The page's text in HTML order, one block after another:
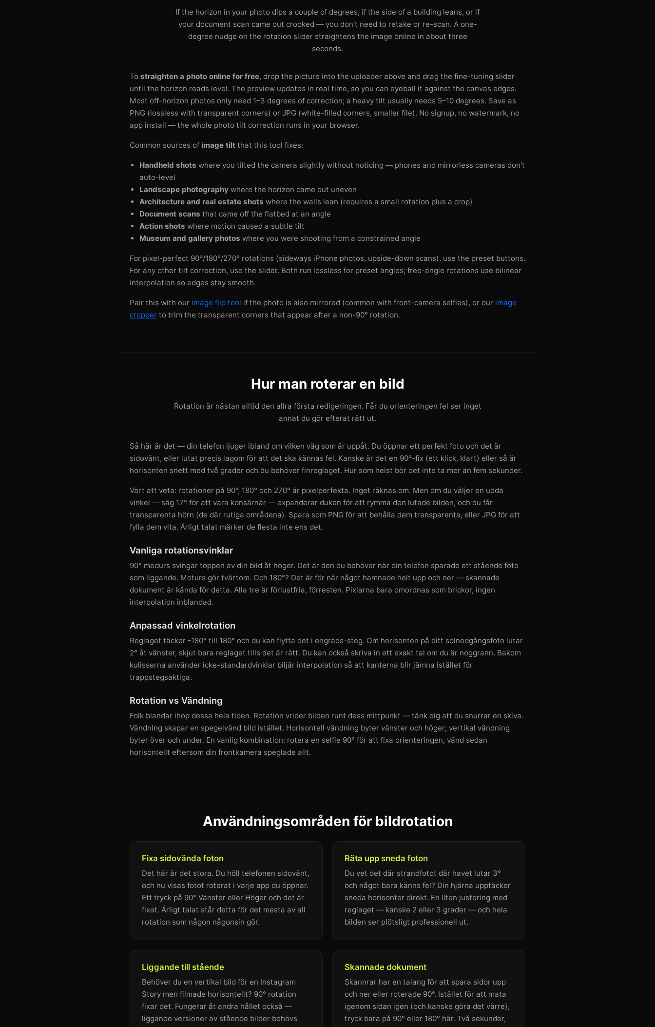
If the horizon in your photo dips a couple of degrees, if the side of a building leans, or if
your document scan came out crooked — you don't need to retake or re-scan. A one-
degree nudge on the rotation slider straightens the image online in about three
seconds.
To straighten a photo online for free, drop the picture into the uploader above and drag the fine-tuning slider
until the horizon reads level. The preview updates in real time, so you can eyeball it against the canvas edges.
Most off-horizon photos only need 1–3 degrees of correction; a heavy tilt usually needs 5–10 degrees. Save as
PNG (lossless with transparent corners) or JPG (white-filled corners, smaller file). No signup, no watermark, no
app install — the whole photo tilt correction runs in your browser.
Common sources of image tilt that this tool fixes:
Handheld shots where you tilted the camera slightly without noticing — phones and mirrorless cameras don't
auto-level
Landscape photography where the horizon came out uneven
Architecture and real estate shots where the walls lean (requires a small rotation plus a crop)
Document scans that came off the flatbed at an angle
Action shots where motion caused a subtle tilt
Museum and gallery photos where you were shooting from a constrained angle
For pixel-perfect 90°/180°/270° rotations (sideways iPhone photos, upside-down scans), use the preset buttons.
For any other tilt correction, use the slider. Both run lossless for preset angles; free-angle rotations use bilinear
interpolation so edges stay smooth.
Pair this with our image flip tool if the photo is also mirrored (common with front-camera selfies), or our image
cropper to trim the transparent corners that appear after a non-90° rotation.
Hur man roterar en bild
Rotation är nästan alltid den allra första redigeringen. Får du orienteringen fel ser inget
annat du gör efterat rätt ut.
Så här är det — din telefon ljuger ibland om vilken väg som är uppåt. Du öppnar ett perfekt foto och det är
sidovänt, eller lutat precis lagom för att det ska kännas fel. Kanske är det en 90°-fix (ett klick, klart) eller så är
horisonten snett med två grader och du behöver finreglaget. Hur som helst bör det inte ta mer än fem sekunder.
Värt att veta: rotationer på 90°, 180° och 270° är pixelperfekta. Inget räknas om. Men om du väljer en udda
vinkel — säg 17° för att vara konsärnär — expanderar duken för att rymma den lutade bilden, och du får
transparenta hörn (de där rutiga områdena). Spara som PNG för att behålla dem transparenta, eller JPG för att
fylla dem vita. Ärligt talat märker de flesta inte ens det.
Vanliga rotationsvinklar
90° medurs svingar toppen av din bild åt höger. Det är den du behöver när din telefon sparade ett stående foto
som liggande. Moturs gör tvärtom. Och 180°? Det är för när något hamnade helt upp och ner — skannade
dokument är kända för detta. Alla tre är förlustfria, förresten. Pixlarna bara omordnas som brickor, ingen
interpolation inblandad.
Anpassad vinkelrotation
Reglaget täcker -180° till 180° och du kan flytta det i engrads-steg. Om horisonten på ditt solnedgångsfoto lutar
2° åt vänster, skjut bara reglaget tills det är rätt. Du kan också skriva in ett exakt tal om du är noggrann. Bakom
kulisserna använder icke-standardvinklar biljär interpolation så att kanterna blir jämna istället för
trappstegsaktiga.
Rotation vs Vändning
Folk blandar ihop dessa hela tiden. Rotation vrider bilden runt dess mittpunkt — tänk dig att du snurrar en skiva.
Vändning skapar en spegelvänd bild istället. Horisontell vändning byter vänster och höger; vertikal vändning
byter över och under. En vanlig kombination: rotera en selfie 90° för att fixa orienteringen, vänd sedan
horisontellt eftersom din frontkamera speglade allt.
Användningsområden för bildrotation
Fixa sidovända foton
Det här är det stora. Du höll telefonen sidovänt,
och nu visas fotot roterat i varje app du öppnar.
Ett tryck på 90° Vänster eller Höger och det är
fixat. Ärligt talat står detta för det mesta av all
rotation som någon någonsin gör.
Räta upp sneda foton
Du vet det där strandfotot där havet lutar 3°
och något bara känns fel? Din hjärna upptäcker
sneda horisonter direkt. En liten justering med
reglaget — kanske 2 eller 3 grader — och hela
bilden ser plötsligt professionell ut.
Liggande till stående
Behöver du en vertikal bild för en Instagram
Story men filmade horisontellt? 90° rotation
fixar det. Fungerar åt andra hållet också —
liggande versioner av stående bilder behövs
Skannade dokument
Skannrar har en talang för att spara sidor upp
och ner eller roterade 90°. Istället för att mata
igenom sidan igen (och kanske göra det värre),
tryck bara på 90° eller 180° här. Två sekunder,